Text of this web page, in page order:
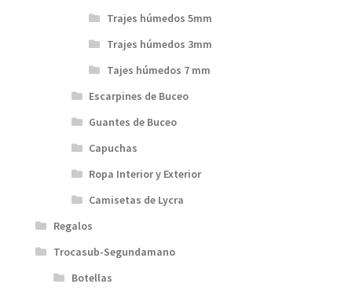
Trajes húmedos 5mm
Trajes húmedos 3mm
Tajes húmedos 7 mm
Escarpines de Buceo
Guantes de Buceo
Capuchas
Ropa Interior y Exterior
Camisetas de Lycra
Regalos
Trocasub-Segundamano
Botellas